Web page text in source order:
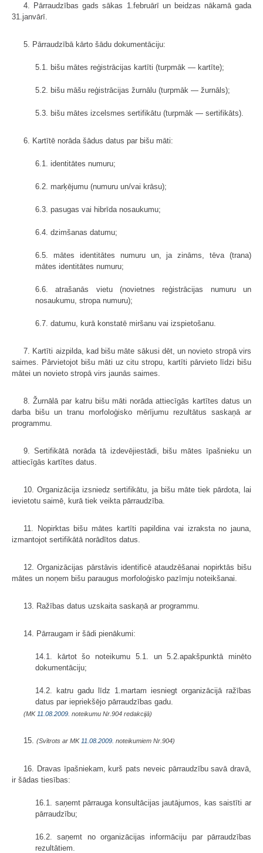
4. Pārraudzības gads sākas 1.februārī un beidzas nākamā gada
31.janvārī.
5. Pārraudzībā kārto šādu dokumentāciju:
5.1. bišu mātes reģistrācijas kartīti (turpmāk — kartīte);
5.2. bišu māšu reģistrācijas žurnālu (turpmāk — žurnāls);
5.3. bišu mātes izcelsmes sertifikātu (turpmāk — sertifikāts).
6. Kartītē norāda šādus datus par bišu māti:
6.1. identitātes numuru;
6.2. marķējumu (numuru un/vai krāsu);
6.3. pasugas vai hibrīda nosaukumu;
6.4. dzimšanas datumu;
6.5. mātes identitātes numuru un, ja zināms, tēva (trana)
mātes identitātes numuru;
6.6. atrašanās vietu (novietnes reģistrācijas numuru un
nosaukumu, stropa numuru);
6.7. datumu, kurā konstatē miršanu vai izspietošanu.
7. Kartīti aizpilda, kad bišu māte sākusi dēt, un novieto stropā virs
saimes. Pārvietojot bišu māti uz citu stropu, kartīti pārvieto līdzi bišu
mātei un novieto stropā virs jaunās saimes.
8. Žurnālā par katru bišu māti norāda attiecīgās kartītes datus un
darba bišu un tranu morfoloģisko mērījumu rezultātus saskaņā ar
programmu.
9. Sertifikātā norāda tā izdevējiestādi, bišu mātes īpašnieku un
attiecīgās kartītes datus.
10. Organizācija izsniedz sertifikātu, ja bišu māte tiek pārdota, lai
ievietotu saimē, kurā tiek veikta pārraudzība.
11. Nopirktas bišu mātes kartīti papildina vai izraksta no jauna,
izman­tojot sertifikātā norādītos datus.
12. Organizācijas pārstāvis identificē ataudzēšanai nopirktās bišu
mātes un noņem bišu paraugus morfoloģisko pazīmju noteikšanai.
13. Ražības datus uzskaita saskaņā ar programmu.
14. Pārraugam ir šādi pienākumi:
14.1. kārtot šo noteikumu 5.1. un 5.2.apakšpunktā minēto
dokumentāciju;
14.2. katru gadu līdz 1.martam iesniegt organizācijā ražības
datus par iepriekšējo pārraudzības gadu.
(MK 11.08.2009. noteikumu Nr.904 redakcijā)
15. (Svītrots ar MK 11.08.2009. noteikumiem Nr.904)
16. Dravas īpašniekam, kurš pats neveic pārraudzību savā dravā,
ir šādas tiesības:
16.1. saņemt pārrauga konsultācijas jautājumos, kas saistīti ar
pārraudzību;
16.2. saņemt no organizācijas informāciju par pārraudzības
rezultātiem.